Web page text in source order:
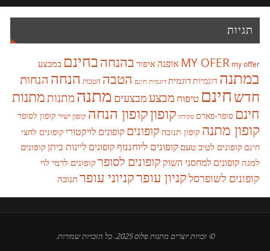
תגיות
MY OFER my offer אופנהאיפור בהנחהבחינם במבצע
במתנה דוגמיותדוגמית דוגמית חינם הטבה הטבות הנחה הנחות
חדשחינם טיפוח מבצעמבצעים מתנהמתנותמתנות
חינם סופר-פארם סקירה קופוןקופון הנחה קופון ישיר קופון לסופר
קופון מתנה קופון תנובה קופונים קופונים לויקטורי קופונים לחצי
חינם קופונים לטיב טעם קופונים ליוחננוףקופונים ליינות ביתןקופונים
למגה קופונים למחסני השוק קופונים לסופרקופונים לרמי לוי
קופונים לשופרסלקניון עופרקניוני עופרתנובה
© זכויות יוצרים מתנות פלוס 2025. כל הזכויות שמורות.